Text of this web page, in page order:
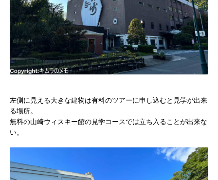
左側に見える大きな建物は有料のツアーに申し込むと見学が出来
る場所。
無料の山崎ウィスキー館の見学コースでは立ち入ることが出来な
い。